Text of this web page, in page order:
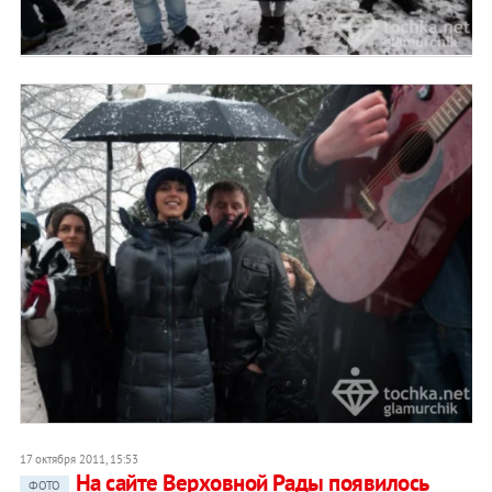
17 октября 2011, 15:53
ФОТО
На сайте Верховной Рады появилось